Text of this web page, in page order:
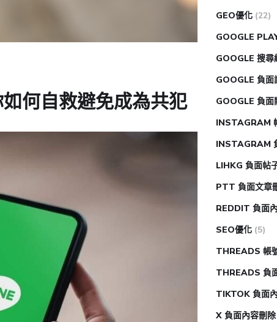
何自救避免成為共犯
GEO優化 (22)
GOOGLE
GOOGLE 搜尋
GOOGLE 負面
GOOGLE 負面
INSTAGRAM
INSTAGRAM
LIHKG 負面帖
PTT 負面文章
REDDIT 負面
SEO優化 (5)
THREADS 帳
THREADS 負
TIKTOK 負面
X 負面內容刪除